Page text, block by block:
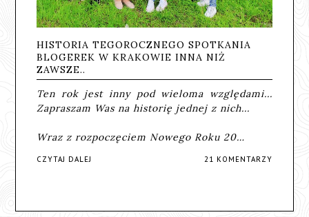
HISTORIA TEGOROCZNEGO SPOTKANIA
BLOGEREK W KRAKOWIE INNA NIŻ
ZAWSZE..
Ten rok jest inny pod wieloma względami...
Zapraszam Was na historię jednej z nich...
Wraz z rozpoczęciem Nowego Roku 20…
CZYTAJ DALEJ 21 KOMENTARZY